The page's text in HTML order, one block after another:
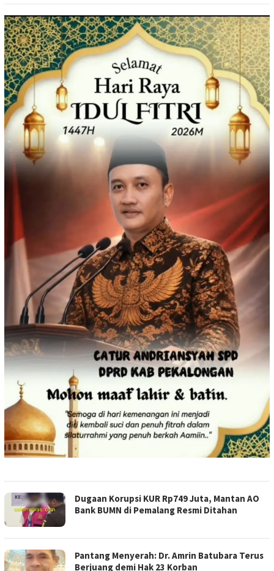
Dugaan Korupsi KUR Rp749 Juta, Mantan AO
Bank BUMN di Pemalang Resmi Ditahan
Pantang Menyerah: Dr. Amrin Batubara Terus
Berjuang demi Hak 23 Korban